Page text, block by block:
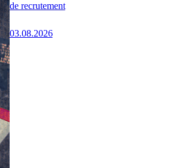
de recrutement
03.08.2026